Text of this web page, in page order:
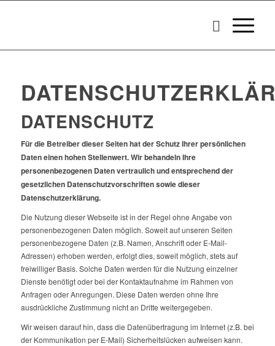
DATENSCHUTZ
Für die Betreiber dieser Seiten hat der Schutz Ihrer persönlichen
Daten einen hohen Stellenwert. Wir behandeln Ihre
personenbezogenen Daten vertraulich und entsprechend der
gesetzlichen Datenschutzvorschriften sowie dieser
Datenschutzerklärung.
Die Nutzung dieser Webseite ist in der Regel ohne Angabe von
personenbezogenen Daten möglich. Soweit auf unseren Seiten
personenbezogene Daten (z.B. Namen, Anschrift oder E-Mail-
Adressen) erhoben werden, erfolgt dies, soweit möglich, stets auf
freiwilliger Basis. Solche Daten werden für die Nutzung einzelner
Dienste benötigt oder bei der Kontaktaufnahme im Rahmen von
Anfragen oder Anregungen. Diese Daten werden ohne Ihre
ausdrückliche Zustimmung nicht an Dritte weitergegeben.
Wir weisen darauf hin, dass die Datenübertragung im Internet (z.B. bei
der Kommunikation per E-Mail) Sicherheitslücken aufweisen kann.